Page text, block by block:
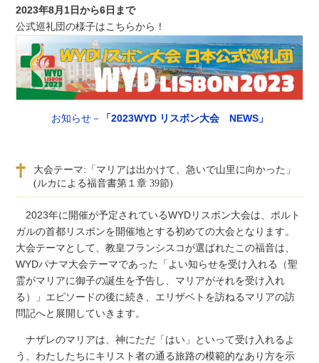
2023年8月1日から6日まで
公式巡礼団の様子はこちらから！
お知らせ－ 「2023WYD リスボン大会 NEWS」
大会テーマ:「マリアは出かけて、急いで山里に向かった」
(ルカによる福音書第１章 39節)
2023年に開催が予定されているWYDリスボン大会は、ポルト
ガルの首都リスボンを開催地とする初めての大会となります。
大会テーマとして、教皇フランシスコが選ばれたこの福音は、
WYDパナマ大会テーマであった「よい知らせを受け入れる（聖
霊がマリアに御子の誕生を予告し、マリアがそれを受け入れ
る）」エピソードの後に続き、エリザベトを訪ねるマリアの訪
問記へと展開していきます。
ナザレのマリアは、神にただ「はい」といって受け入れるよ
う、わたしたちにキリスト者の通る旅路の模範的なあり方を示